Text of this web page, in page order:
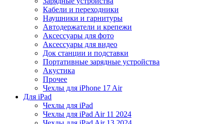
Кабели и переходники
Наушники и гарнитуры
Автодержатели и крепежи
Аксессуары для фото
Аксессуары для видео
Док станции и подставки
Портативные зарядные устройства
Акустика
Прочее
Чехлы для iPhone 17 Air
Для iPad
Чехлы для iPad
Чехлы для iPad Air 11 2024